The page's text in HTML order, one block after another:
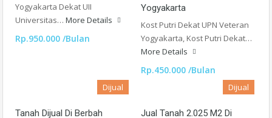
Yogyakarta Dekat UII
Universitas… More Details
Rp.950.000 /Bulan
Yogyakarta
Kost Putri Dekat UPN Veteran
Yogyakarta, Kost Putri Dekat…
More Details
Rp.450.000 /Bulan
Dijual
Tanah Dijual Di Berbah
Dijual
Jual Tanah 2.025 M2 Di